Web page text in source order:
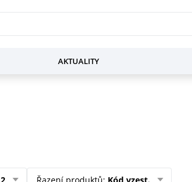
AKTUALITY
Řazení produktů: Kód vzest.